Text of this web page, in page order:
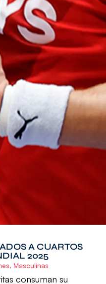
A CUARTOS
2025
, Masculinas
consuman su